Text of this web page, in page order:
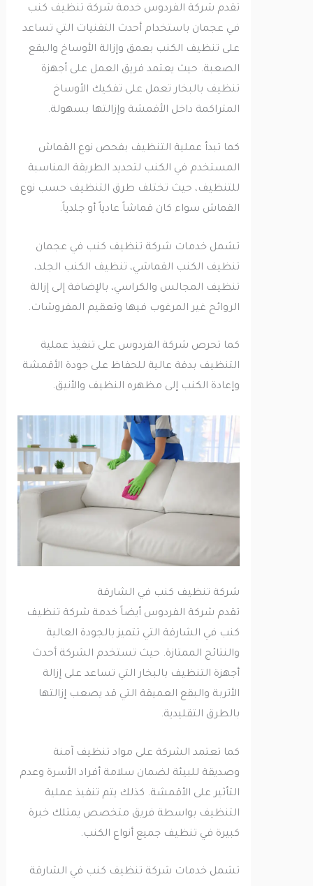
تقدم شركة الفردوس خدمة شركة تنظيف كنب
في عجمان باستخدام أحدث التقنيات التي تساعد
على تنظيف الكنب بعمق وإزالة الأوساخ والبقع
الصعبة. حيث يعتمد فريق العمل على أجهزة
تنظيف بالبخار تعمل على تفكيك الأوساخ
المتراكمة داخل الأقمشة وإزالتها بسهولة.
كما تبدأ عملية التنظيف بفحص نوع القماش
المستخدم في الكنب لتحديد الطريقة المناسبة
للتنظيف، حيث تختلف طرق التنظيف حسب نوع
القماش سواء كان قماشاً عادياً أو جلدياً.
تشمل خدمات شركة تنظيف كنب في عجمان
تنظيف الكنب القماشي، تنظيف الكنب الجلد،
تنظيف المجالس والكراسي، بالإضافة إلى إزالة
الروائح غير المرغوب فيها وتعقيم المفروشات.
كما تحرص شركة الفردوس على تنفيذ عملية
التنظيف بدقة عالية للحفاظ على جودة الأقمشة
وإعادة الكنب إلى مظهره النظيف والأنيق.
شركة تنظيف كنب في الشارقة
تقدم شركة الفردوس أيضاً خدمة شركة تنظيف
كنب في الشارقة التي تتميز بالجودة العالية
والنتائج الممتازة. حيث تستخدم الشركة أحدث
أجهزة التنظيف بالبخار التي تساعد على إزالة
الأتربة والبقع العميقة التي قد يصعب إزالتها
بالطرق التقليدية.
كما تعتمد الشركة على مواد تنظيف آمنة
وصديقة للبيئة لضمان سلامة أفراد الأسرة وعدم
التأثير على الأقمشة. كذلك يتم تنفيذ عملية
التنظيف بواسطة فريق متخصص يمتلك خبرة
كبيرة في تنظيف جميع أنواع الكنب.
تشمل خدمات شركة تنظيف كنب في الشارقة